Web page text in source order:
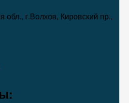
обл., г.Волхов, Кировский пр.,